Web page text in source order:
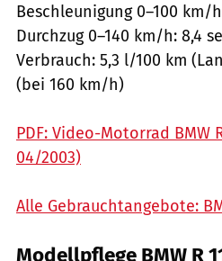
Beschleunigung 0–100 km/
Durchzug 0–140 km/h: 8,4
Verbrauch: 5,3 l/100 km
(bei 160 km/h)
PDF: Video-Motorrad BMW R
04/2003)
Alle Gebrauchtangebote:
Modellpflege BMW R